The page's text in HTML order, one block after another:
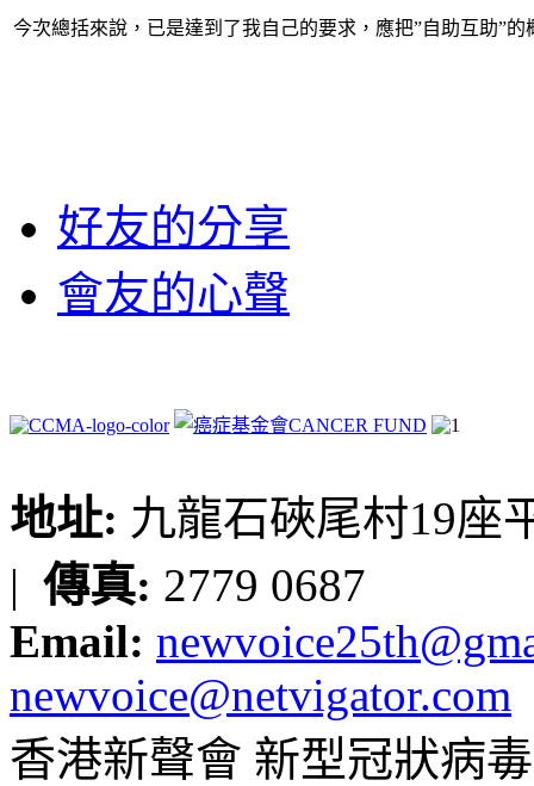
今次總括來說，已是達到了我自己的要求，應把”自助互助”
好友的分享
會友的心聲
地址: 九龍石硤尾村19座
| 傳真: 2779 0687
Email:
newvoice@netvigator.com
香港新聲會 新型冠狀病